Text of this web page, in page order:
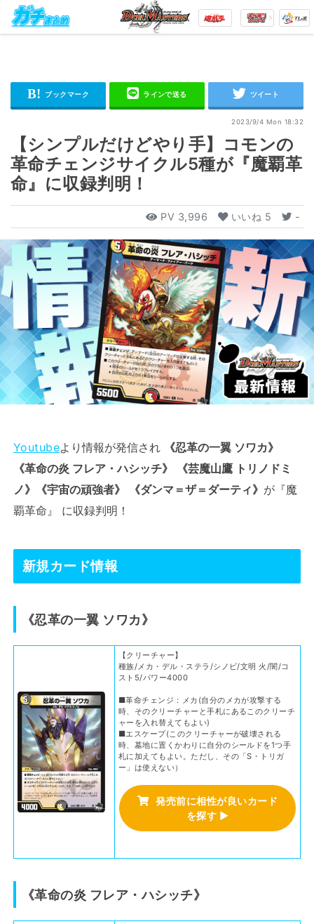
2023/9/4 Mon 18:32
【シンプルだけどやり手】コモンの
革命チェンジサイクル5種が『魔覇革
命』に収録判明！
PV 3,996 いいね 5 -
Youtubeより情報が発信され
《忍革の一翼 ソワカ》
《革命の炎 フレア・ハシッチ》
《芸魔山鷹 トリノドミ
ノ》《宇宙の頑強者》
《ダンマ＝ザ＝ダーティ》 が『魔
覇革命』 に収録判明！
新規カード情報
《忍革の一翼 ソワカ》
【クリーチャー】
種族/メカ・デル・ステラ/シノビ/文明 火/闇/コ
スト5/パワー4000
■革命チェンジ：メカ(自分のメカが攻撃する
時、そのクリーチャーと手札にあるこのクリーチ
ャーを入れ替えてもよい)
■エスケープ(このクリーチャーが破壊される
時、墓地に置くかわりに自分のシールドを1つ手
札に加えてもよい。ただし、その「S・トリガ
ー」は使えない）
発売前に相性が良いカード
を探す ▶
《革命の炎 フレア・ハシッチ》